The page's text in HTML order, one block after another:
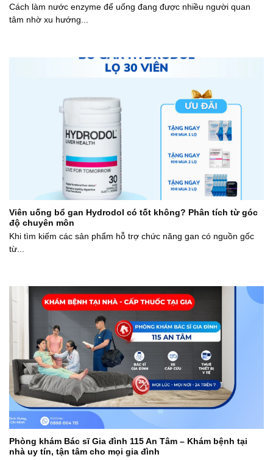
Cách làm nước enzyme để uống đang được nhiều người quan
tâm nhờ xu hướng...
Viên uống bổ gan Hydrodol có tốt không? Phân tích từ góc
độ chuyên môn
Khi tìm kiếm các sản phẩm hỗ trợ chức năng gan có nguồn gốc
từ...
Phòng khám Bác sĩ Gia đình 115 An Tâm – Khám bệnh tại
nhà uy tín, tận tâm cho mọi gia đình